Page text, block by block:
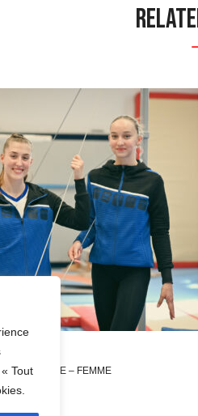
Tout
CAPUCHE – FEMME